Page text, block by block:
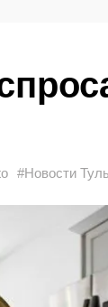
#Новости